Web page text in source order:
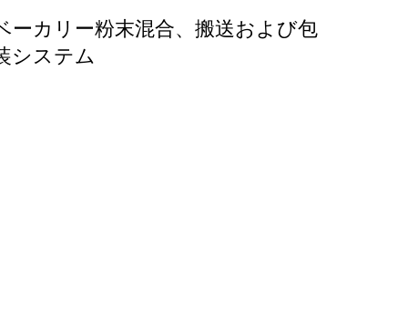
ーカリー粉末混合、搬送および包
システム